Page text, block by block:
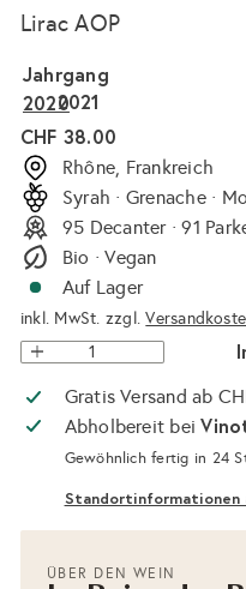
Lirac AOP
Jahrgang
2021
2020
Normaler
Preis
CHF 38.00
Rhône, Frankreich
Syrah · Grenache ·
95 Decanter · 91
Bio · Vegan
Auf Lager
inkl. MwSt. zzgl.
Gratis Versand ab
Abholbereit bei
Gewöhnlich fertig in 24
Standortinformationen
ÜBER DEN WEIN